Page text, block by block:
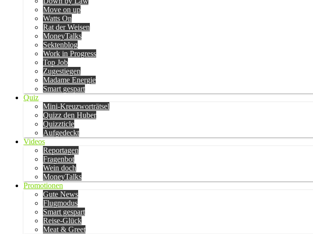
Move on up
Watts On
Rat der Weisen
MoneyTalks
Sektenblog
Work in Progress
Top Job
Zugestiegen
Madame Energie
Smart gespart
Quiz
Mini-Kreuzworträtsel
Quizz den Huber
Quizzticle
Aufgedeckt
Videos
Reportagen
Fragenbot
Wein doch
MoneyTalks
Promotionen
Gute News
Flugmodus
Smart gespart
Reise-Glück
Meat & Greet